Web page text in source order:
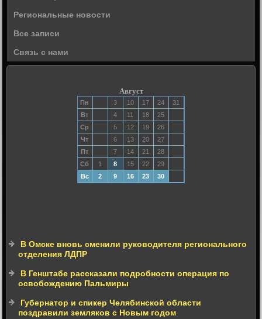
Региональные новости
Все записи
Связь с нами
Август
Пн 3 10 17 24
31
Вт
4 11 18
25
Ср
5 12 19
26
Чт
6 13 20
27
Пт
7 14 21
28
Сб
1 8 15 22
29
Вс
2 9 16 23 30
В Омске вновь сменили руководителя регионального
отделения ЛДПР
В Генштабе рассказали подробности операция по
освобождению Пальмиры
Губернатор и спикер Челябинской области
поздравили земляков с Новым годом